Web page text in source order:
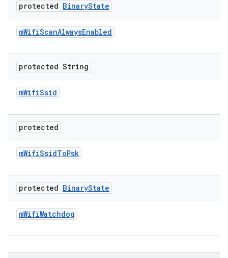
protected BinaryState
mWifiScanAlwaysEnabled
protected String
mWifiSsid
protected
mWifiSsidToPsk
protected BinaryState
mWifiWatchdog